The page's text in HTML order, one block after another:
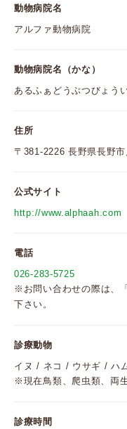
動物病院名
アルファ動物病院
動物病院名（かな）
あるふぁどうぶつびょう
住所
〒381-2226 長野県長野
公式サイト
http://www.alphaah.com
電話
026-283-5725
※お問い合わせの際は、
下さい。
診療動物
イヌ / ネコ / ウサギ / ハ
※現在鳥類、爬虫類、両
診療時間